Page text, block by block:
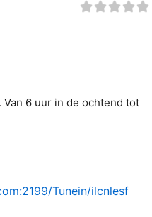
6 uur in de ochtend tot
Tunein/ilcnlesf